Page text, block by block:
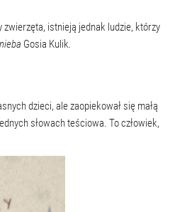
istnieją jednak ludzie, którzy
Gosia Kulik.
dzieci, ale zaopiekował się małą
słowach teściowa. To człowiek,